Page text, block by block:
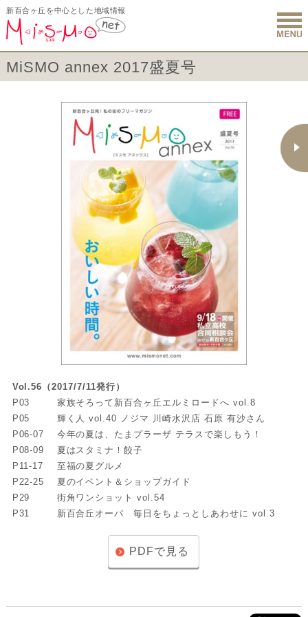
新百合ヶ丘を中心とした地域情報
新百合ヶ
MiSMO annex 2017盛夏号
Vol.56（2017/7/11発行）
P03
家族そろって新百合ヶ丘エルミロードへ vol.8
P05
輝く人 vol.40 ノジマ 川崎水沢店 石原 有沙さん
P06-07
今年の夏は、たまプラーザ テラスで楽しもう！
P08-09
夏はスタミナ！餃子
P11-17
至福の夏グルメ
P22-25
夏のイベント＆ショップガイド
P29
街角ワンショット vol.54
P31
新百合丘オーパ 毎日をちょっとしあわせに vol.3
PDFで見る